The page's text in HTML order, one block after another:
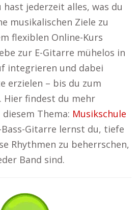
jederzeit alles, was du
musikalischen Ziele zu
flexiblen Online-Kurs
zur E-Gitarre mühelos in
integrieren und dabei
erzielen – bis du zum
findest du mehr
Thema: Musikschule
Gitarre lernst du, tiefe
Rhythmen zu beherrschen,
Band sind.